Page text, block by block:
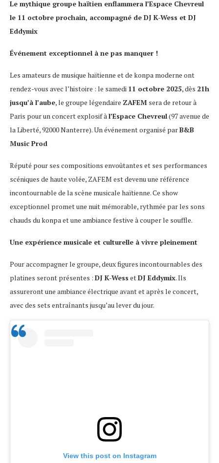
Le mythique groupe haïtien enflammera l’Espace Chevreul
le 11 octobre prochain, accompagné de DJ K-Wess et DJ
Eddymix
Événement exceptionnel à ne pas manquer !
Les amateurs de musique haïtienne et de konpa moderne ont
rendez-vous avec l’histoire : le samedi 11 octobre 2025, dès 21h
jusqu’à l’aube, le groupe légendaire ZAFEM sera de retour à
Paris pour un concert explosif àl’Espace Chevreul(97 avenue de
la Liberté, 92000 Nanterre). Un événement organisé parB&B
Music Prod
Réputé pour ses compositions envoûtantes et ses performances
scéniques de haute volée, ZAFEM est devenu une référence
incontournable de la scène musicale haïtienne. Ce show
exceptionnel promet une nuit mémorable, rythmée par les sons
chauds du konpa et une ambiance festive à couper le souffle.
Une expérience musicale et culturelle à vivre pleinement
Pour accompagner le groupe, deux figures incontournables des
platines seront présentes : DJ K-Wess etDJ Eddymix. Ils
assureront une ambiance électrique avant et après le concert,
avec des sets entraînants jusqu’au lever du jour.
View this post on Instagram